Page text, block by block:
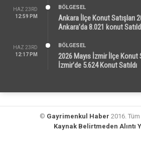
HAZ 23RD
12:59 PM
BÖLGESEL
Ankara İlçe Konut Satışları
Ankara’da 8.021 konut
HAZ 23RD
12:17 PM
BÖLGESEL
2026 Mayıs İzmir İlçe Konut
İzmir’de 5.624 Konut Satıldı
© Gayrimenkul Haber 2016. Tüm
Kaynak Belirtmeden Alıntı